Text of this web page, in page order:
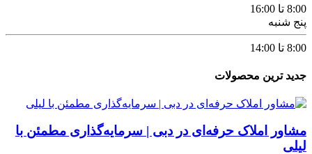
8:00 تا 16:00
پنج شنبه
8:00 تا 14:00
جدید ترین محصولات
مشاور املاک حرفه‌ای در دبی | سرمایه‌گذاری مطمئن با
لیلی